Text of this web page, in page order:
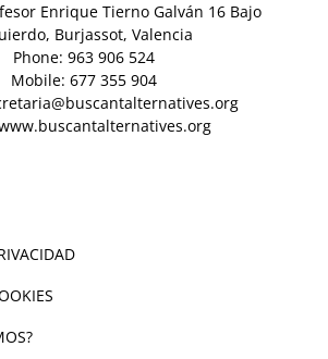
Enrique Tierno Galván 16 Bajo
Burjassot, Valencia
Phone: 963 906 524
Mobile: 677 355 904